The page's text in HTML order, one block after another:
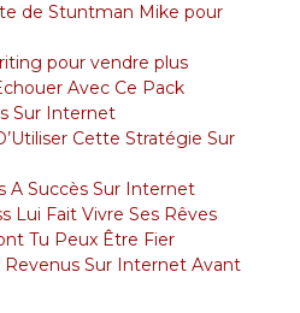
de Stuntman Mike pour
pour vendre plus
Avec Ce Pack
Sur Internet
Cette Stratégie Sur
A Succès Sur Internet
Lui Fait Vivre Ses Rêves
Tu Peux Être Fier
Sur Internet Avant